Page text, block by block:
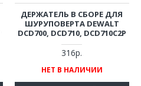
ДЕРЖАТЕЛЬ В СБОРЕ ДЛЯ
ШУРУПОВЕРТА DEWALT
DCD700, DCD710, DCD710C2P
316р.
НЕТ В НАЛИЧИИ